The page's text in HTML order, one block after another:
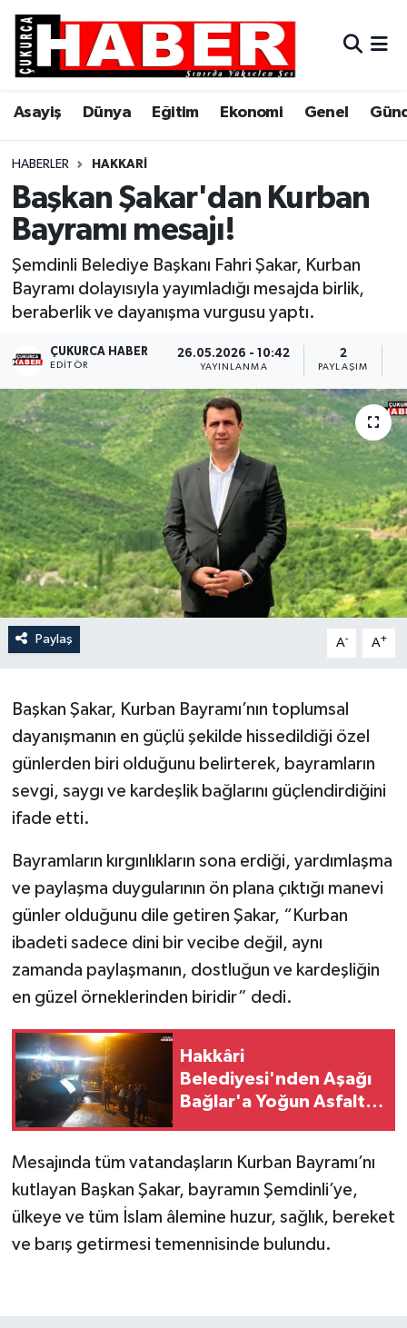
Asayiş Dünya Eğitim Ekonomi Genel
HABERLER HAKKARI
Başkan Şakar'dan Kurban
Bayramı mesajı!
Şemdinli Belediye Başkanı Fahri Şakar, Kurban
Bayramı dolayısıyla yayımladığı mesajda birlik,
beraberlik ve dayanışma vurgusu yaptı.
ÇUKURCA HABER
EDITÖR
26.05.2026 - 10:42
YAYINLANMA
2
PAYLAŞIM
Paylaş A- A+
Başkan Şakar, Kurban Bayramı’nın toplumsal
dayanışmanın en güçlü şekilde hissedildiği özel
günlerden biri olduğunu belirterek, bayramların
sevgi, saygı ve kardeşlik bağlarını güçlendirdiğini
ifade etti.
Bayramların kırgınlıkların sona erdiği, yardımlaşma
ve paylaşma duygularının ön plana çıktığı manevi
günler olduğunu dile getiren Şakar, “Kurban
ibadeti sadece dini bir vecibe değil, aynı
zamanda paylaşmanın, dostluğun ve kardeşliğin
en güzel örneklerinden biridir” dedi.
Hakkâri
Belediyesi'nden Aşağı
Bağlar'a Yoğun Asfalt
Mesajında tüm vatandaşların Kurban Bayramı’nı
kutlayan Başkan Şakar, bayramın Şemdinli’ye,
ülkeye ve tüm İslam âlemine huzur, sağlık, bereket
ve barış getirmesi temennisinde bulundu.
Asayiş
Dünya
Eğitim
Ekonomi
Gündem
Hakkari
Siyaset
Son Dakika
Teknoloji
Yaşam
Hava Durumu
Trafik Durumu
Süper Lig Puan Durumu ve Fikstür
Tüm Manşetler
Haber Arşivi